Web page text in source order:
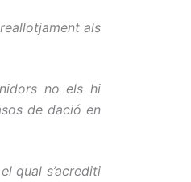
als
no els hi
de dació en
qual s’acrediti